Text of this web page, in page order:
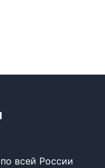
всей России